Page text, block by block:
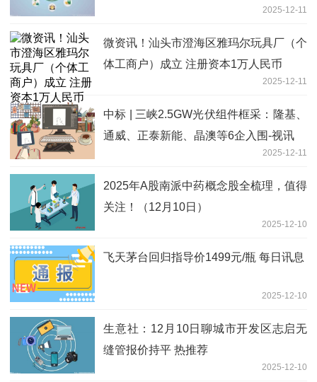
2025-12-11
微资讯！汕头市澄海区雅玛尔玩具厂（个
体工商户）成立 注册资本1万人民币
2025-12-11
中标 | 三峡2.5GW光伏组件框采：隆基、
通威、正泰新能、晶澳等6企入围-视讯
2025-12-11
2025年A股南派中药概念股全梳理，值得
关注！（12月10日）
2025-12-10
飞天茅台回归指导价1499元/瓶 每日讯息
2025-12-10
生意社：12月10日聊城市开发区志启无
缝管报价持平 热推荐
2025-12-10